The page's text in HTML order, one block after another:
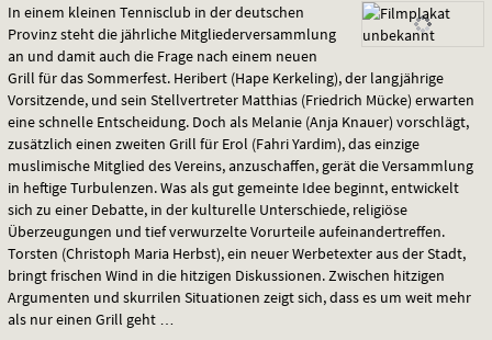
In einem kleinen Tennisclub in der deutschen
Provinz steht die jährliche Mitgliederversammlung
an und damit auch die Frage nach einem neuen
Grill für das Sommerfest. Heribert (Hape Kerkeling), der langjährige
Vorsitzende, und sein Stellvertreter Matthias (Friedrich Mücke) erwarten
eine schnelle Entscheidung. Doch als Melanie (Anja Knauer) vorschlägt,
zusätzlich einen zweiten Grill für Erol (Fahri Yardim), das einzige
muslimische Mitglied des Vereins, anzuschaffen, gerät die Versammlung
in heftige Turbulenzen. Was als gut gemeinte Idee beginnt, entwickelt
sich zu einer Debatte, in der kulturelle Unterschiede, religiöse
Überzeugungen und tief verwurzelte Vorurteile aufeinandertreffen.
Torsten (Christoph Maria Herbst), ein neuer Werbetexter aus der Stadt,
bringt frischen Wind in die hitzigen Diskussionen. Zwischen hitzigen
Argumenten und skurrilen Situationen zeigt sich, dass es um weit mehr
als nur einen Grill geht …